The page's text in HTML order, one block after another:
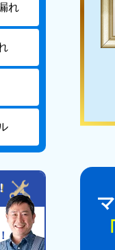
れ